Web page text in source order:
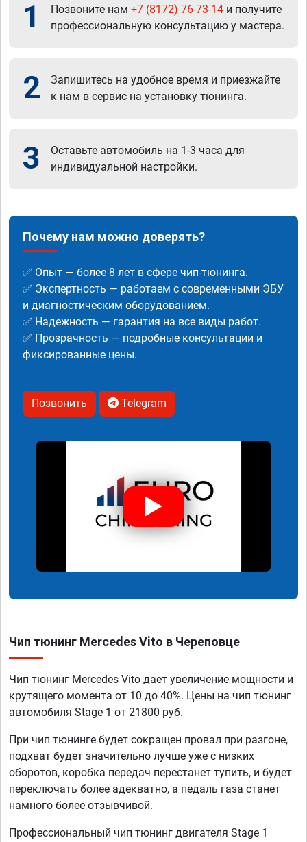
1 Позвоните нам +7 (8172) 76-73-14 и получите
профессиональную консультацию у мастера.
2
Запишитесь на удобное время и приезжайте
к нам в сервис на установку тюнинга.
3
Оставьте автомобиль на 1-3 часа для
индивидуальной настройки.
Почему нам можно доверять?
✅ Опыт — более 8 лет в сфере чип-тюнинга.
✅ Экспертность — работаем с современными ЭБУ
и диагностическим оборудованием.
✅ Надежность — гарантия на все виды работ.
✅ Прозрачность — подробные консультации и
фиксированные цены.
Позвонить Telegram
Чип тюнинг Mercedes Vito в Череповце
Чип тюнинг Mercedes Vito дает увеличение мощности и
крутящего момента от 10 до 40%. Цены на чип тюнинг
автомобиля Stage 1 от 21800 руб.
При чип тюнинге будет сокращен провал при разгоне,
подхват будет значительно лучше уже с низких
оборотов, коробка передач перестанет тупить, и будет
переключать более адекватно, а педаль газа станет
намного более отзывчивой.
Профессиональный чип тюнинг двигателя Stage 1